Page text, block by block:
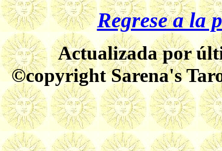
Regrese a la
Actualizada por
©copyright Sarena's